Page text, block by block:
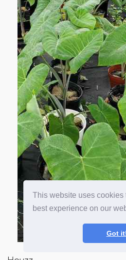
This website uses cookies
best experience on our
Got